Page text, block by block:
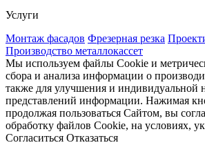
Услуги
Монтаж фасадов Фрезерная резка
Производство металлокассет
Мы используем файлы Cookie и
сбора и анализа информации о
также для улучшения и индивидуальной
представлений информации. Нажимая
продолжая пользоваться Сайтом, вы
обработку файлов Cookie, на условиях,
Согласиться Отказаться